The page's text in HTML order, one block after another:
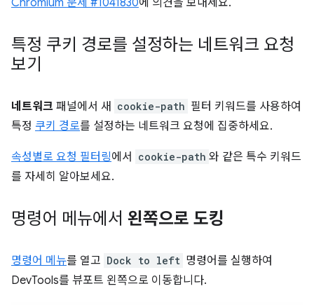
특정 쿠키 경로를 설정하는 네트워크 요청
보기
네트워크 패널에서 새 cookie-path 필터 키워드를 사용하여
특정 쿠키 경로를 설정하는 네트워크 요청에 집중하세요.
속성별로 요청 필터링에서 cookie-path 와 같은 특수 키워드
를 자세히 알아보세요.
명령어 메뉴에서 왼쪽으로 도킹
명령어 메뉴를 열고 Dock to left 명령어를 실행하여
DevTools를 뷰포트 왼쪽으로 이동합니다.